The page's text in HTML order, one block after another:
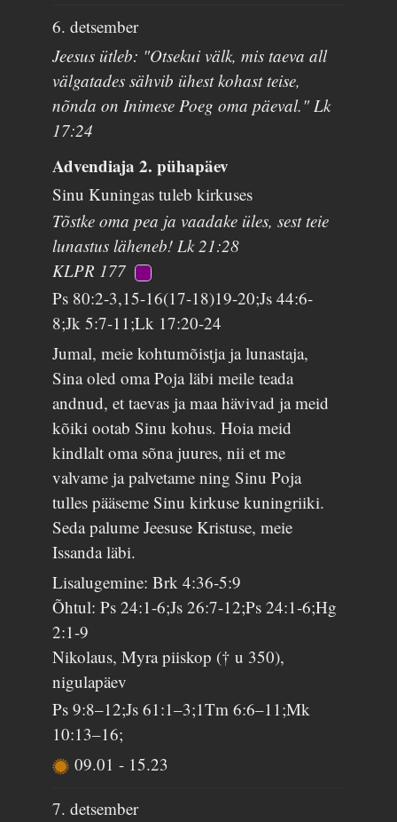
6. detsember
Jeesus ütleb: "Otsekui välk, mis taeva all
välgatades sähvib ühest kohast teise,
nõnda on Inimese Poeg oma päeval." Lk
17:24
Advendiaja 2. pühapäev
Sinu Kuningas tuleb kirkuses
Tõstke oma pea ja vaadake üles, sest teie
lunastus läheneb! Lk 21:28
KLPR 177
Ps 80:2-3,15-16(17-18)19-20;Js 44:6-
8;Jk 5:7-11;Lk 17:20-24
Jumal, meie kohtumõistja ja lunastaja,
Sina oled oma Poja läbi meile teada
andnud, et taevas ja maa hävivad ja meid
kõiki ootab Sinu kohus. Hoia meid
kindlalt oma sõna juures, nii et me
valvame ja palvetame ning Sinu Poja
tulles pääseme Sinu kirkuse kuningriiki.
Seda palume Jeesuse Kristuse, meie
Issanda läbi.
Lisalugemine: Brk 4:36-5:9
Õhtul: Ps 24:1-6;Js 26:7-12;Ps 24:1-6;Hg
2:1-9
Nikolaus, Myra piiskop († u 350),
nigulapäev
Ps 9:8–12;Js 61:1–3;1Tm 6:6–11;Mk
10:13–16;
09.01- 15.23
7. detsember